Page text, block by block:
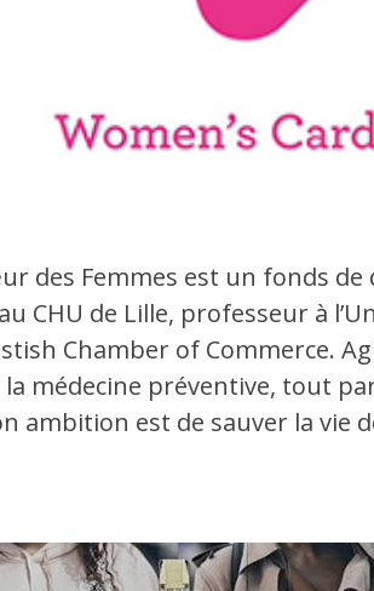
des Femmes est un fonds
CHU de Lille, professeur à
Chamber of Commerce.
la médecine préventive, tout
ambition est de sauver la vie